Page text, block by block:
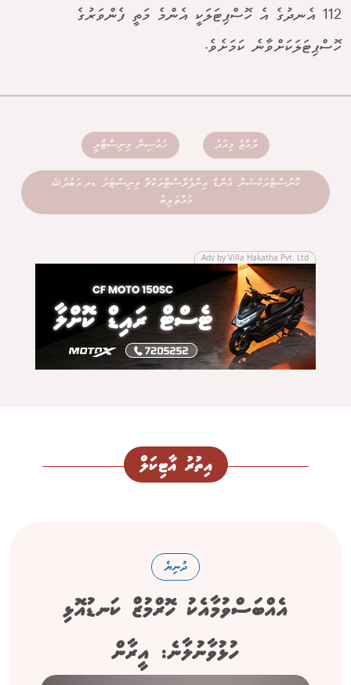
112 އެނދުގެ އެ ހޮސްޕިޓަލަކީ އެންމެ މަތީ ފެންވަރުގެ
ހޮސްޕިޓަލަކަށްވާނެ ކަމަށެވެ.
ރާއްޖެ މިއަދު ހައުސިން މިނިސްޓްރީ
ކޮންސްޓްރަކްޝަން އެންޑް އިންފްރާސްޓްރަކްޗާ މިނިސްޓަރު ޑރ.އަބުދުﷲ
މުއްތަލިބު
Adv by Villa Hakatha Pvt. Ltd
އިތުރު އާޓިކަލް
ދުނިޔެ
އެއްބަސްވުމާއެކު ހޮރްމުޒް ކަނޑުއޮޅި
ހުޅުވާނުލާނެ: އީރާން